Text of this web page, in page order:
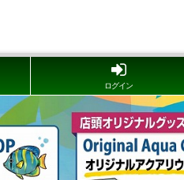
ログイン